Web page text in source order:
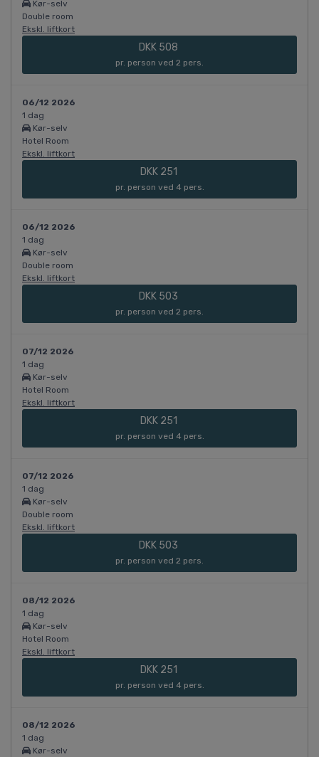
Kør-selv
Double room
Ekskl. liftkort
DKK 508
pr. person ved 2 pers.
06/12 2026
1 dag
Kør-selv
Hotel Room
Ekskl. liftkort
DKK 251
pr. person ved 4 pers.
06/12 2026
1 dag
Kør-selv
Double room
Ekskl. liftkort
DKK 503
pr. person ved 2 pers.
07/12 2026
1 dag
Kør-selv
Hotel Room
Ekskl. liftkort
DKK 251
pr. person ved 4 pers.
07/12 2026
1 dag
Kør-selv
Double room
Ekskl. liftkort
DKK 503
pr. person ved 2 pers.
08/12 2026
1 dag
Kør-selv
Hotel Room
Ekskl. liftkort
DKK 251
pr. person ved 4 pers.
08/12 2026
1 dag
Kør-selv